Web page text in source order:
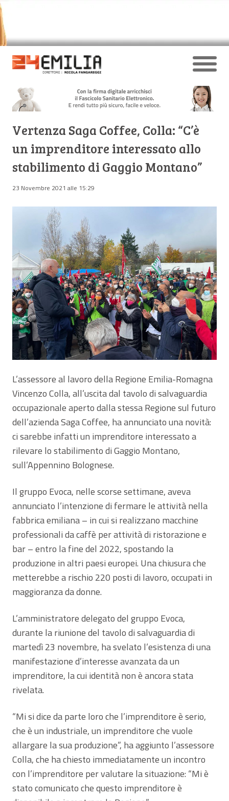
Vertenza Saga Coffee, Colla: “C’è
un imprenditore interessato allo
stabilimento di Gaggio Montano”
23 Novembre 2021 alle 15:29
L’assessore al lavoro della Regione Emilia-Romagna
Vincenzo Colla, all’uscita dal tavolo di salvaguardia
occupazionale aperto dalla stessa Regione sul futuro
dell’azienda Saga Coffee, ha annunciato una novità:
ci sarebbe infatti un imprenditore interessato a
rilevare lo stabilimento di Gaggio Montano,
sull’Appennino Bolognese.
Il gruppo Evoca, nelle scorse settimane, aveva
annunciato l’intenzione di fermare le attività nella
fabbrica emiliana – in cui si realizzano macchine
professionali da caffè per attività di ristorazione e
bar – entro la fine del 2022, spostando la
produzione in altri paesi europei. Una chiusura che
metterebbe a rischio 220 posti di lavoro, occupati in
maggioranza da donne.
L’amministratore delegato del gruppo Evoca,
durante la riunione del tavolo di salvaguardia di
martedì 23 novembre, ha svelato l’esistenza di una
manifestazione d’interesse avanzata da un
imprenditore, la cui identità non è ancora stata
rivelata.
“Mi si dice da parte loro che l’imprenditore è serio,
che è un industriale, un imprenditore che vuole
allargare la sua produzione”, ha aggiunto l’assessore
Colla, che ha chiesto immediatamente un incontro
con l’imprenditore per valutare la situazione: “Mi è
stato comunicato che questo imprenditore è